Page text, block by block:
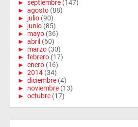
► septiembre (147)
► agosto (88)
► julio (90)
► junio (85)
► mayo (36)
► abril (60)
► marzo (30)
► febrero (17)
► enero (16)
► 2014 (34)
► diciembre (4)
► noviembre (13)
► octubre (17)